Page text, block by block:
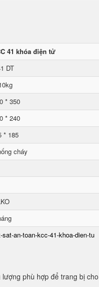
41 khóa điện tử
DT
* 350
* 240
* 185
cháy
an-toan-kcc-41-khoa-dien-tu
phù hợp để trang bị